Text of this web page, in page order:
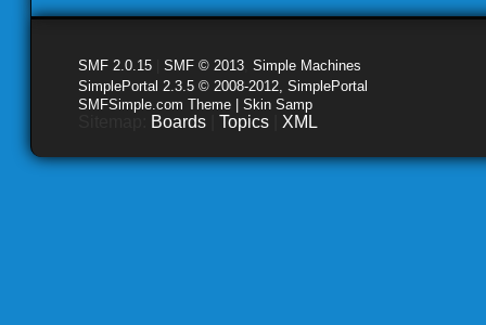
SMF 2.0.15 SMF © 2013 Simple Machines
SimplePortal 2.3.5 © 2008-2012, SimplePortal
SMFSimple.com Theme | Skin Samp
Boards Topics XML